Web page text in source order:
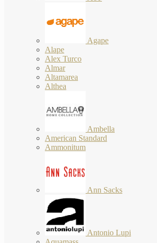
Agape
Alape
Alex Turco
Almar
Altamarea
Althea
Ambella
American Standard
Ammonitum
Ann Sacks
Antonio Lupi